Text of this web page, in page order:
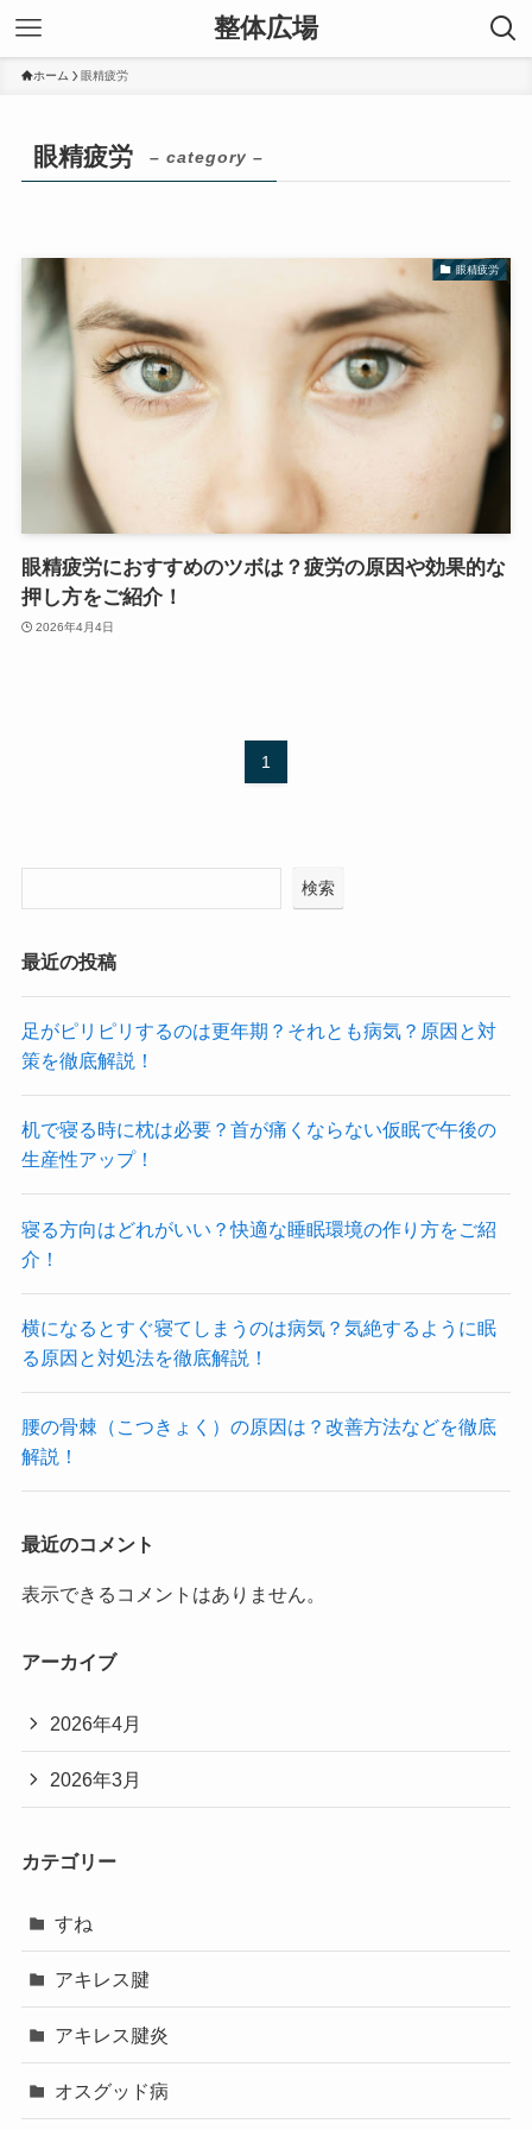
整体広場
ホーム 眼精疲労
眼精疲労 – category –
眼精疲労
眼精疲労におすすめのツボは？疲労の原因や効果的な
押し方をご紹介！
2026年4月4日
1
検索
最近の投稿
足がピリピリするのは更年期？それとも病気？原因と対
策を徹底解説！
机で寝る時に枕は必要？首が痛くならない仮眠で午後の
生産性アップ！
寝る方向はどれがいい？快適な睡眠環境の作り方をご紹
介！
横になるとすぐ寝てしまうのは病気？気絶するように眠
る原因と対処法を徹底解説！
腰の骨棘（こつきょく）の原因は？改善方法などを徹底
解説！
最近のコメント
表示できるコメントはありません。
アーカイブ
2026年4月
2026年3月
カテゴリー
すね
アキレス腱
アキレス腱炎
オスグッド病